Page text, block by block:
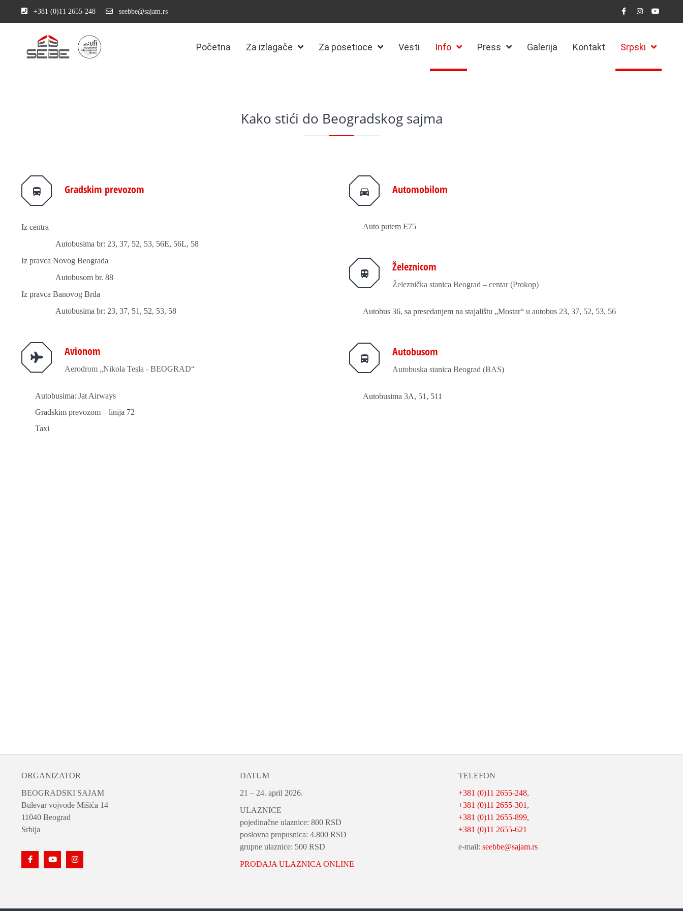
+381 (0)11 2655-248 seebbe@sajam.rs
Početna Za izlagače Za posetioce Vesti Info Press Galerija Kontakt Srpski
Kako stići do Beogradskog sajma
Gradskim prevozom
Iz centra
Autobusima br: 23, 37, 52, 53, 56E, 56L, 58
Iz pravca Novog Beograda
Autobusom br. 88
Iz pravca Banovog Brda
Autobusima br: 23, 37, 51, 52, 53, 58
Avionom
Aerodrom „Nikola Tesla - BEOGRAD“
Autobusima: Jat Airways
Gradskim prevozom – linija 72
Taxi
Automobilom
Auto putem E75
Železnicom
Železnička stanica Beograd – centar (Prokop)
Autobus 36, sa presedanjem na stajalištu „Mostar“ u autobus 23, 37, 52, 53, 56
Autobusom
Autobuska stanica Beograd (BAS)
Autobusima 3A, 51, 511
ORGANIZATOR
BEOGRADSKI SAJAM
Bulevar vojvode Mišića 14
11040 Beograd
Srbija
DATUM
21 – 24. april 2026.
ULAZNICE
pojedinačne ulaznice: 800 RSD
poslovna propusnica: 4.800 RSD
grupne ulaznice: 500 RSD
PRODAJA ULAZNICA ONLINE
TELEFON
+381 (0)11 2655-248,
+381 (0)11 2655-301 ,
+381 (0)11 2655-899,
+381 (0)11 2655-621
e-mail: seebbe@sajam.rs